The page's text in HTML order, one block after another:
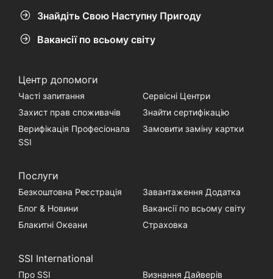
Знайдіть Свою Наступну Пригоду
Вакансії по всьому світу
Центр допомоги
Часті запитання
Сервісні Центри
Захист прав споживачів
Знайти сертифікацію
Верифікація Професіонала
SSI
Замовити заміну картки
Послуги
Безкоштовна Реєстрація
Завантаження Додатка
Блог & Новини
Вакансії по всьому світу
Блакитні Океани
Страховка
SSI International
Про SSI
Визнання Дайверів